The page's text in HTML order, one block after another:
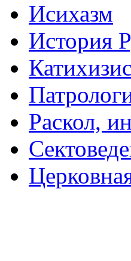
Исихазм
История
Раскол,